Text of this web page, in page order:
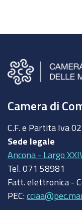
Camera di
C.F. e Partita Iva
Sede legale
Ancona - Largo
Tel. 071 58981
Fatt. elettronica -
PEC: